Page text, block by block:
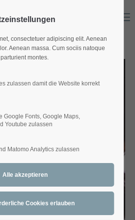
amet:
consectetuer adipiscing elit. Aenean
Aenean massa. Cum sociis natoque
montes.
zulassen damit die Website korrekt
Google Fonts, Google Maps,
Youtube zulassen
Matomo Analytics zulassen